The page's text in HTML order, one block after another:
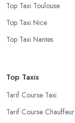
Top Taxi Toulouse
Top Taxi Nice
Top Taxi Nantes
Top Taxis
Tarif Course Taxi
Tarif Course Chauffeur